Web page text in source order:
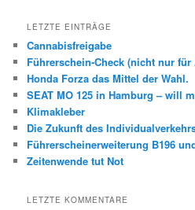
LETZTE EINTRÄGE
Cannabisfreigabe
Führerschein-Check (nicht nur für
Honda Forza das Mittel der Wahl.
SEAT MO 125 in Hamburg – will
Klimakleber
Die Zukunft des
Führerscheinerweiterung B196
Zeitenwende tut Not
LETZTE KOMMENTARE